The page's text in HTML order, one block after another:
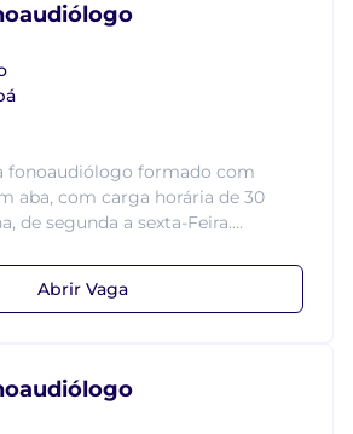
fonoaudiólogo formado com
aba, com carga horária de 30
de segunda a sexta-Feira....
Abrir Vaga